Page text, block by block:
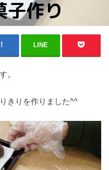
LINE
。
きりを作りました^^